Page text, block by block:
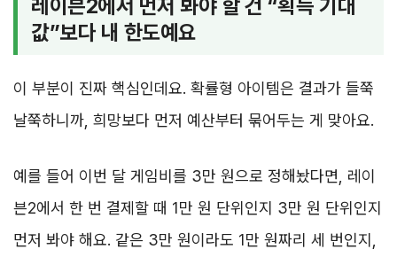
레이븐2에서 먼저 봐야 할 건 “획득 기대
값”보다 내 한도예요
이 부분이 진짜 핵심인데요. 확률형 아이템은 결과가 들쭉
날쭉하니까, 희망보다 먼저 예산부터 묶어두는 게 맞아요.
예를 들어 이번 달 게임비를 3만 원으로 정해놨다면, 레이
븐2에서 한 번 결제할 때 1만 원 단위인지 3만 원 단위인지
먼저 봐야 해요. 같은 3만 원이라도 1만 원짜리 세 번인지,